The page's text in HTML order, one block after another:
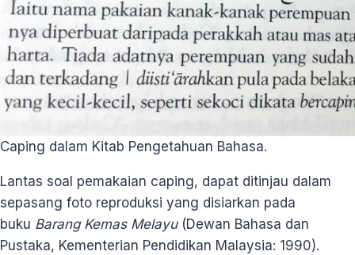
Caping dalam Kitab Pengetahuan Bahasa.
Lantas soal pemakaian caping, dapat ditinjau dalam
sepasang foto reproduksi yang disiarkan pada
buku Barang Kemas Melayu(Dewan Bahasa dan
Pustaka, Kementerian Pendidikan Malaysia: 1990).